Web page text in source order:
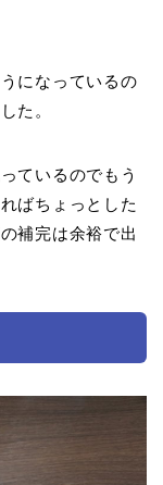
になっているの
た。
ているのでもう
ばちょっとした
補完は余裕で出